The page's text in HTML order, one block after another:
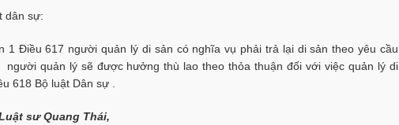
dân sự:
1 Điều 617 người quản lý di sản có nghĩa vụ phải trả lại di sản theo yêu cầu
quản lý sẽ được hưởng thù lao theo thỏa thuận đối với việc quản lý di
618 Bộ luật Dân sự .
sư Quang Thái,